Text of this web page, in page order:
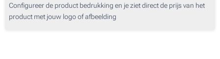
250
Configureer de product bedrukking en je ziet direct de prijs van het
product met jouw logo of afbeelding